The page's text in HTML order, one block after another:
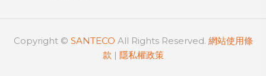
Copyright © SANTECO All Rights Reserved. 網站使用條
款 | 隱私權政策